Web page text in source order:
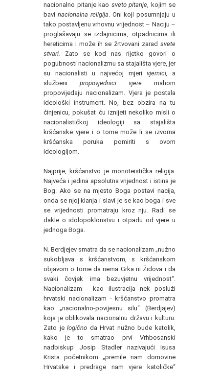
nacionalno pitanje kao sveto pitanje , kojim se
bavi nacionalna religija . Oni koji posumnjaju u
tako postavljenu vrhovnu vrijednost – Naciju –
proglašavaju se izdajnicima, otpadnicima ili
hereticima i može ih se žrtvovani zarad svete
stvari.
Zato se kod nas rijetko govori o
pogubnosti nacionalizmu sa stajališta vjere, jer
su nacionalisti u najvećoj mjerivjernici,
a
službeni propovjednici vjere mahom
propovijedaju nacionalizam. Vjera je postala
ideološki instrument. No, bez obzira na tu
činjenicu, pokušat ću iznijeti nekoliko misli o
nacionalističkoj ideologiji sa stajališta
kršćanske vjere i o tome može li se izvorna
kršćanska poruka pomiriti s ovom
ideologijom.
Najprije, kršćanstvo je monoteistička religija.
Najveća i jedina apsolutna vrijednost i istina je
Bog. Ako se na mjesto Boga postavi nacija,
onda se njoj klanja i slavi je se kao boga i sve
se vrijednosti promatraju kroz nju. Radi se
dakle o idolopoklonstvu i otpadu od vjere u
jednoga Boga.
N. Berdjejev smatra da se nacionalizam „nužno
sukobljava s kršćanstvom, s kršćanskom
objavom o tome da nema Grka ni Židova i da
svaki čovjek ima bezuvjetnu vrijednost“.
Nacionalizam - kao ilustracija nek posluži
hrvatski nacionalizam - kršćanstvo promatra
kao „nacionalno-povijesnu silu“ (Berdjajev)
koja je oblikovala nacionalnu državu i kulturu.
Zato jelogično da Hrvat nužno bude katolik,
kako je to smatrao prvi Vrhbosanski
nadbiskup Josip Stadler nazivajući Isusa
Krista početnikom „premile nam domovine
Hrvatske i pred­rage nam vjere katoličke“